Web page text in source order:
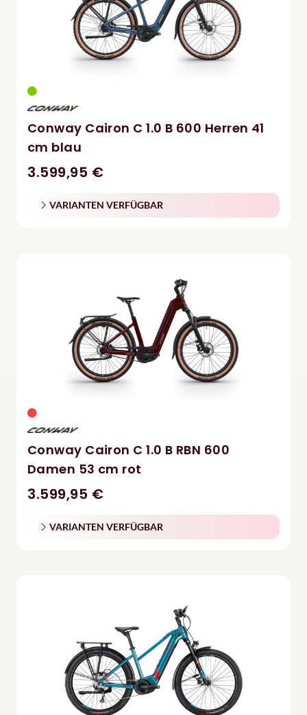
Conway Cairon C 1.0 B 600 Herren 41
cm blau
3.599,95 €
VARIANTEN VERFÜGBAR
Conway Cairon C 1.0 B RBN 600
Damen 53 cm rot
3.599,95 €
VARIANTEN VERFÜGBAR